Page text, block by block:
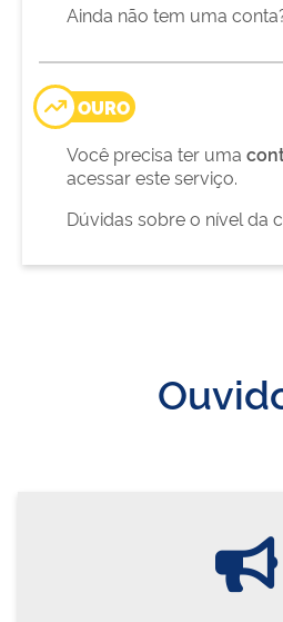
Ainda não tem uma
OURO
Você precisa ter uma
acessar este serviço.
Dúvidas sobre o nível da